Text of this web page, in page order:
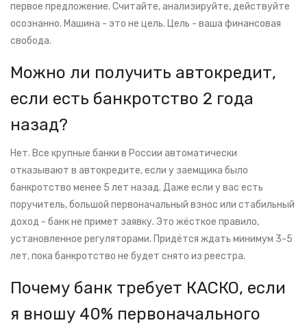
первое предложение. Считайте, анализируйте, действуйте
осознанно. Машина - это не цель. Цель - ваша финансовая
свобода.
Можно ли получить автокредит,
если есть банкротство 2 года
назад?
Нет. Все крупные банки в России автоматически
отказывают в автокредите, если у заемщика было
банкротство менее 5 лет назад. Даже если у вас есть
поручитель, большой первоначальный взнос или стабильный
доход - банк не примет заявку. Это жёсткое правило,
установленное регуляторами. Придётся ждать минимум 3-5
лет, пока банкротство не будет снято из реестра.
Почему банк требует КАСКО, если
я вношу 40% первоначального